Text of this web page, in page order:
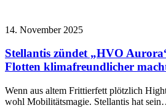
14. November 2025
Stellantis zündet „HVO
Flotten klimafreundlicher
Wenn aus altem Frittierfett plötzlich
wohl Mobilitätsmagie. Stellantis hat